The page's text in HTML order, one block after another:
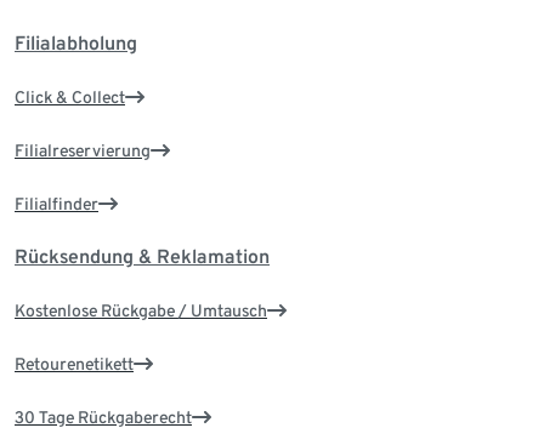
Filialabholung
Click & Collect
Filialreservierung
Filialfinder
Rücksendung & Reklamation
Kostenlose Rückgabe / Umtausch
Retourenetikett
30 Tage Rückgaberecht